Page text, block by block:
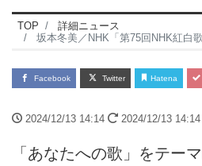
TOP
詳細ニュース
坂本冬美／NHK「第75回NHK紅白
Facebook Twitter Hatena
2024/12/13 14:14 2024/12/13 14:14
「あなたへの歌」をテー